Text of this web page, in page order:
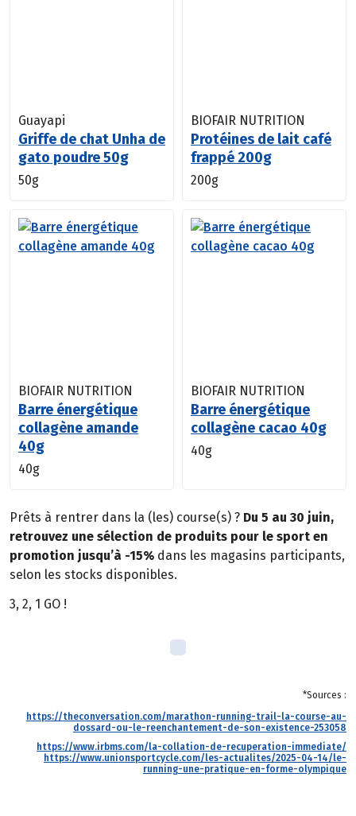
Guayapi
Griffe de chat Unha de
gato poudre 50g
50g
BIOFAIR NUTRITION
Protéines de lait café
frappé 200g
200g
BIOFAIR NUTRITION
Barre énergétique
collagène amande
40g
40g
BIOFAIR NUTRITION
Barre énergétique
collagène cacao 40g
40g
Prêts à rentrer dans la (les) course(s) ? Du 5 au 30 juin,
retrouvez une sélection de produits pour le sport en
promotion jusqu’à -15% dans les magasins participants,
selon les stocks disponibles.
3, 2, 1 GO !
*Sources :
https://theconversation.com/marathon-running-trail-la-course-au-
dossard-ou-le-reenchantement-de-son-existence-253058
https://www.irbms.com/la-collation-de-recuperation-immediate/
https://www.unionsportcycle.com/les-actualites/2025-04-14/le-
running-une-pratique-en-forme-olympique